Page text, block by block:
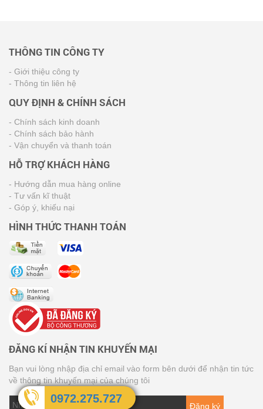
THÔNG TIN CÔNG TY
- Giới thiệu công ty
- Thông tin liên hệ
QUY ĐỊNH & CHÍNH SÁCH
- Chính sách kinh doanh
- Chính sách bảo hành
- Vận chuyển và thanh toán
HỖ TRỢ KHÁCH HÀNG
- Hướng dẫn mua hàng online
- Tư vấn kĩ thuật
- Góp ý, khiếu nại
HÌNH THỨC THANH TOÁN
ĐĂNG KÍ NHẬN TIN KHUYẾN MẠI
Bạn vui lòng nhập địa chỉ email vào form bên dưới để nhận tin tức
về thông tin khuyến mại của chúng tôi
Đăng ký
0972.275.727